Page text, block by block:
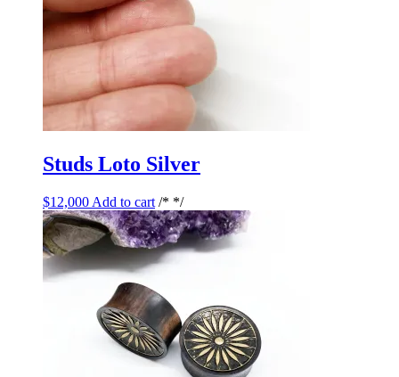
Studs Loto Silver
$12,000 Add to cart /* */